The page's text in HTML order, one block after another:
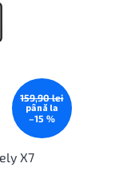
159,90 lei
până la
–15 %
X7